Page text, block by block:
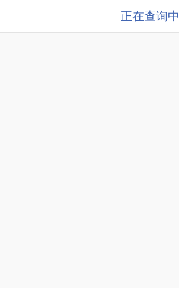
正在查询中